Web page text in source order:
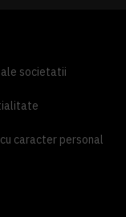
societatii
caracter personal